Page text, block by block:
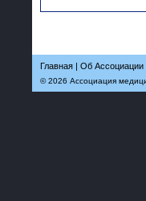
Главная | Об Ассоциации
© 2026 Ассоциация